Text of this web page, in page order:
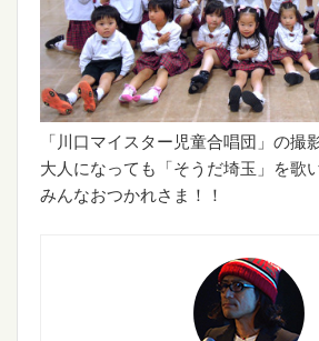
「川口マイスター児童合唱団」の撮
大人になっても「そうだ埼玉」を歌
みんなおつかれさま！！